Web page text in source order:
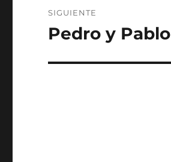
SIGUIENTE
Entrada
Pedro y Pablo